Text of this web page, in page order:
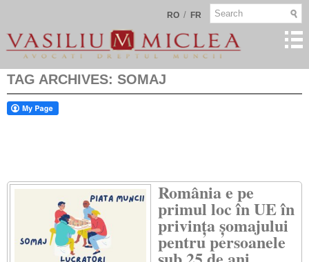
RO / FR
TAG ARCHIVES: SOMAJ
România e pe
primul loc în UE în
privința șomajului
pentru persoanele